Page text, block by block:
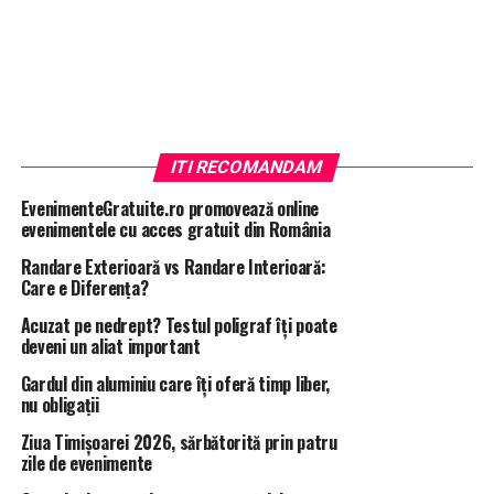
Vila cuplului Gelu Oltean – Vanessa Youness,
monitorizată timp de șase luni
ITI RECOMANDAM
EvenimenteGratuite.ro promovează online
evenimentele cu acces gratuit din România
Randare Exterioară vs Randare Interioară:
Care e Diferența?
Acuzat pe nedrept? Testul poligraf îţi poate
deveni un aliat important
Gardul din aluminiu care îți oferă timp liber,
nu obligații
Ziua Timișoarei 2026, sărbătorită prin patru
zile de evenimente